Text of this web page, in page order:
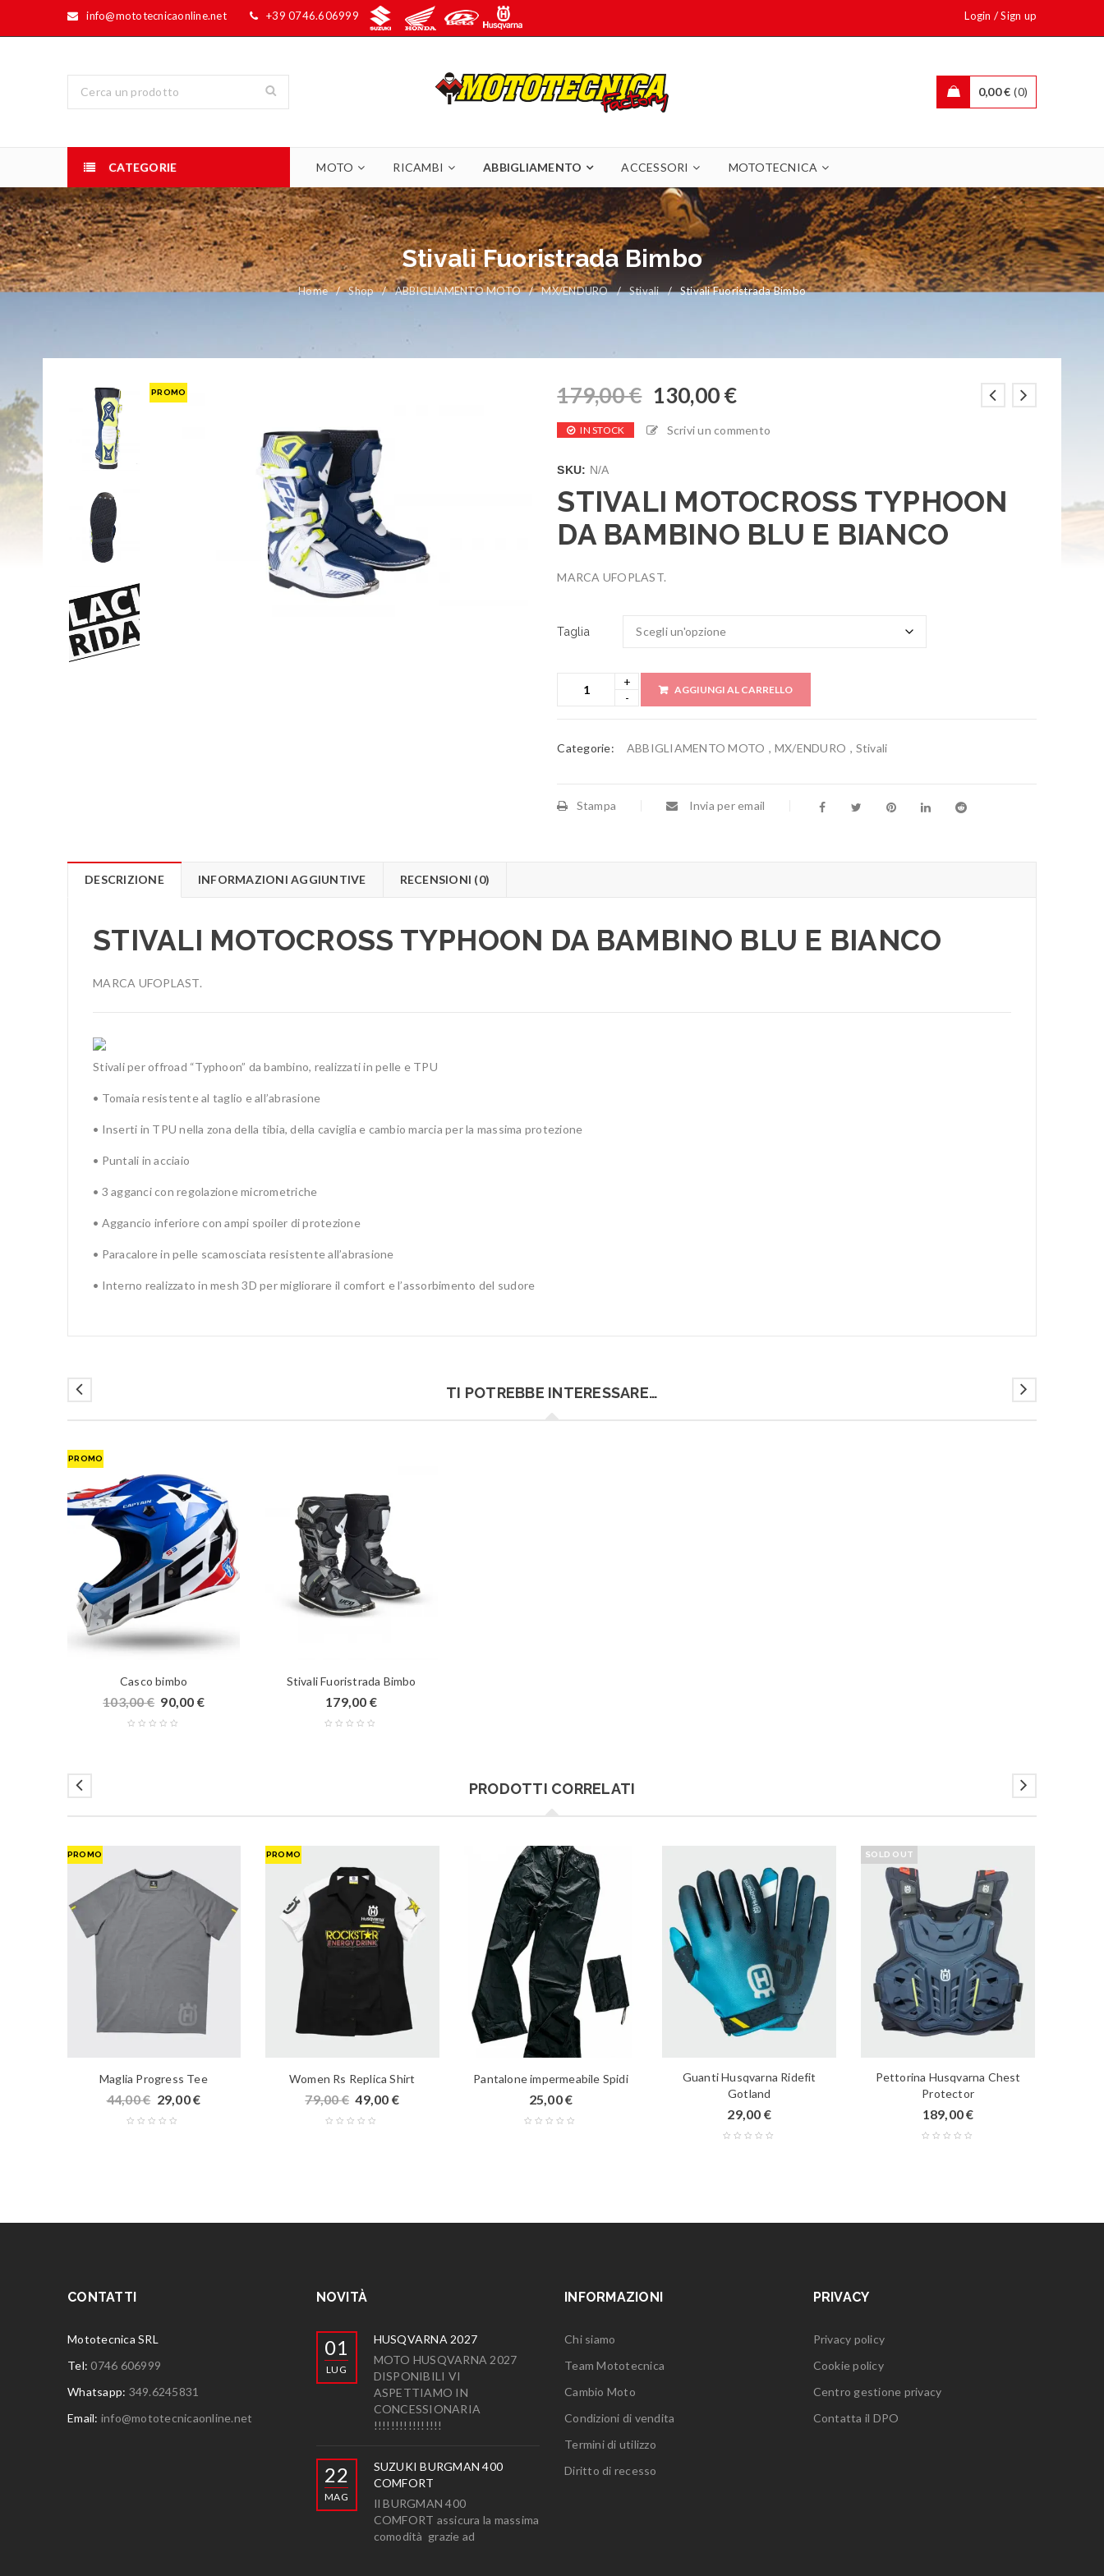
info@mototecnicaonline.net +39 0746.606999 Login /Sign up
0,00€ 0
CATEGORIE MOTO RICAMBI ABBIGLIAMENTO ACCESSORI MOTOTECNICA
Stivali Fuoristrada Bimbo
Home / Shop / ABBIGLIAMENTO MOTO / MX/ENDURO / Stivali / Stivali Fuoristrada Bimbo
PROMO 179,00€ 130,00€
IN STOCK Scrivi un commento
SKU: N/A
STIVALI MOTOCROSS TYPHOON
DA BAMBINO BLU E BIANCO
MARCA UFOPLAST.
Taglia
AGGIUNGI AL CARRELLO
Categorie: ABBIGLIAMENTO MOTO , MX/ENDURO , Stivali
Stampa Invia per email
DESCRIZIONE INFORMAZIONI AGGIUNTIVE RECENSIONI (0)
STIVALI MOTOCROSS TYPHOON DA BAMBINO BLU E BIANCO
MARCA UFOPLAST.
Stivali per offroad “Typhoon” da bambino, realizzati in pelle e TPU
• Tomaia resistente al taglio e all’abrasione
• Inserti in TPU nella zona della tibia, della caviglia e cambio marcia per la massima protezione
• Puntali in acciaio
• 3 agganci con regolazione micrometriche
• Aggancio inferiore con ampi spoiler di protezione
• Paracalore in pelle scamosciata resistente all’abrasione
• Interno realizzato in mesh 3D per migliorare il comfort e l’assorbimento del sudore
TI POTREBBE INTERESSARE…
PROMO
Casco bimbo
103,00€ 90,00 €
Stivali Fuoristrada Bimbo
179,00 €
PRODOTTI CORRELATI
PROMO
Maglia Progress Tee
44,00€ 29,00€
PROMO
Women Rs Replica Shirt
79,00€ 49,00 €
Pantalone impermeabile Spidi
25,00€
Guanti Husqvarna Ridefit
Gotland
29,00 €
SOLD OUT
Pettorina Husqvarna Chest
Protector
189,00€
CONTATTI
Mototecnica SRL
Tel:0746 606999
Whatsapp: 349.6245831
Email: info@mototecnicaonline.net
NOVITÀ
01
LUG
HUSQVARNA 2027
MOTO HUSQVARNA 2027
DISPONIBILI VI
ASPETTIAMO IN
CONCESSIONARIA
!!!!!!!!!!!!!!!!
22
MAG
SUZUKI BURGMAN 400
COMFORT
Il BURGMAN 400
COMFORT assicura la massima
comodità grazie ad
INFORMAZIONI
Chi siamo
Team Mototecnica
Cambio Moto
Condizioni di vendita
Termini di utilizzo
Diritto di recesso
PRIVACY
Privacy policy
Cookie policy
Centro gestione privacy
Contatta il DPO